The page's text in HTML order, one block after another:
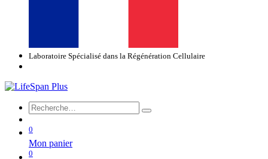
Laboratoire Spécialisé dans la Régénération Cellulaire
0
Mon panier
0